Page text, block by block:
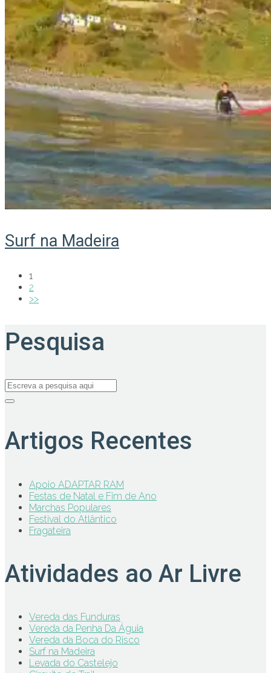
Surf na Madeira
1
2
>>
Pesquisa
Artigos Recentes
Apoio ADAPTAR RAM
Festas de Natal e Fim de Ano
Marchas Populares
Festival do Atlântico
Fragateira
Atividades ao Ar Livre
Vereda das Funduras
Vereda da Penha Da Águia
Vereda da Boca do Risco
Surf na Madeira
Levada do Castelejo